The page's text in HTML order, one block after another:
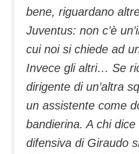
bene, riguardano
Juventus: non c’è
cui noi si chiede ad
Invece gli altri… Se
dirigente di un’altra
un assistente come
bandierina. A chi
difensiva di Giraudo